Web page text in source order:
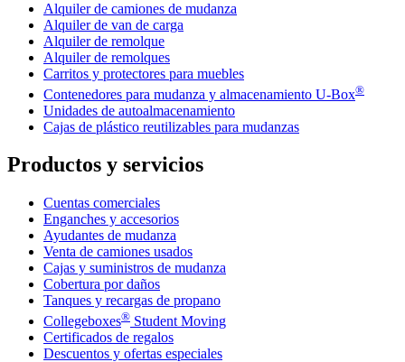
Alquiler de camiones de mudanza
Alquiler de van de carga
Alquiler de remolque
Alquiler de remolques
Carritos y protectores para muebles
Contenedores para mudanza y almacenamiento U-Box®
Unidades de autoalmacenamiento
Cajas de plástico reutilizables para mudanzas
Productos y servicios
Cuentas comerciales
Enganches y accesorios
Ayudantes de mudanza
Venta de camiones usados
Cajas y suministros de mudanza
Cobertura por daños
Tanques y recargas de propano
Collegeboxes® Student Moving
Certificados de regalos
Descuentos y ofertas especiales